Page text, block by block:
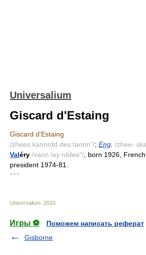
Universalium
Giscard d'Estaing
Giscard d'Estaing
/zhees kannrdd des taonn"/; Eng /zhee-
Valéry /vann lay rddee"/ , born 1926,
president 1974-81.
* * *
Universalium 2010
Игры ⚽
Поможем написать реферат
Gisborne